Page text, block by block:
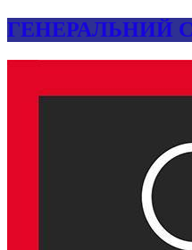
ГЕНЕРАЛЬНИЙ